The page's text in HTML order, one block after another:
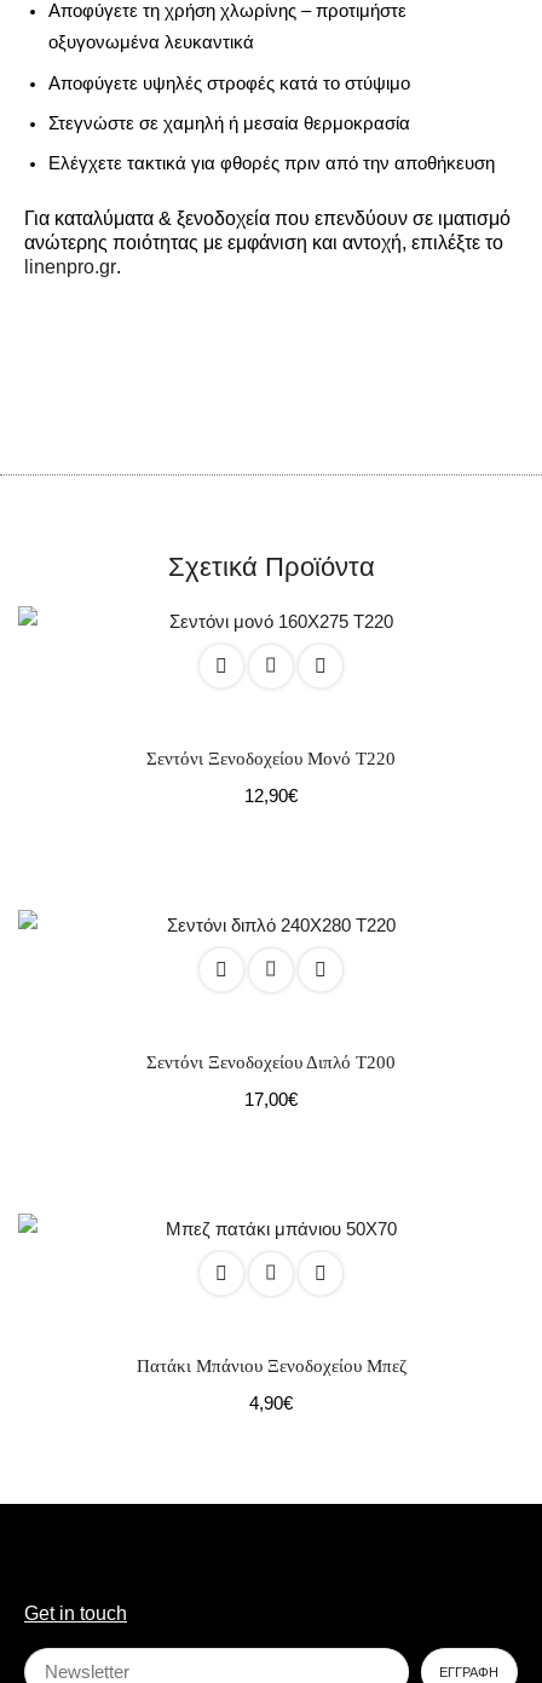
Αποφύγετε τη χρήση χλωρίνης – προτιμήστε
οξυγονωμένα λευκαντικά
Αποφύγετε υψηλές στροφές κατά το στύψιμο
Στεγνώστε σε χαμηλή ή μεσαία θερμοκρασία
Ελέγχετε τακτικά για φθορές πριν από την αποθήκευση
Για καταλύματα & ξενοδοχεία που επενδύουν σε ιματισμό
ανώτερης ποιότητας με εμφάνιση και αντοχή, επιλέξτε το
linenpro.gr.
Σχετικά Προϊόντα
Σεντόνι Ξενοδοχείου Μονό Τ220
12,90€
Σεντόνι Ξενοδοχείου Διπλό Τ200
17,00€
Πατάκι Μπάνιου Ξενοδοχείου Μπεζ
4,90€
Get in touch